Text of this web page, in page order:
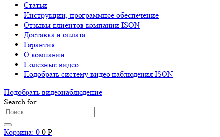
Статьи
Инструкции, программное обеспечение
Отзывы клиентов компании ISON
Доставка и оплата
Гарантия
О компании
Полезные видео
Подобрать систему видео наблюдения ISON
Подобрать видеонаблюдениe
Search for:
Корзина: 0 0 Р